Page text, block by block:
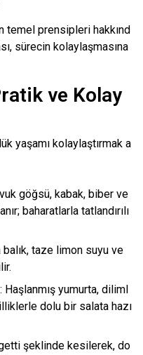
temel prensipleri hakkınd
sürecin kolaylaşmasına
ve Kolay
yaşamı kolaylaştırmak a
göğsü, kabak, biber ve
baharatlarla tatlandırılı
taze limon suyu ve
Haşlanmış yumurta, diliml
dolu bir salata hazı
şeklinde kesilerek, do